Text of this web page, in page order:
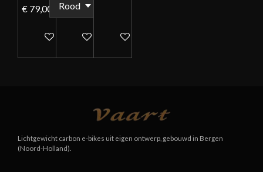
€ 79,00
In winkelwagenIn winkelwagenIn winkelwagen
Lichtgewicht carbon e-bikes uit eigen ontwerp, gebouwd in Bergen
(Noord-Holland).